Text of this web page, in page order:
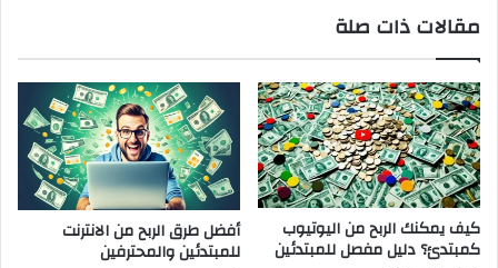
مقالات ذات صلة
كيف يمكنك الربح من اليوتيوب
كمبتدئ؟ دليل مفصل للمبتدئين
أفضل طرق الربح من الانترنت
للمبتدئين والمحترفين